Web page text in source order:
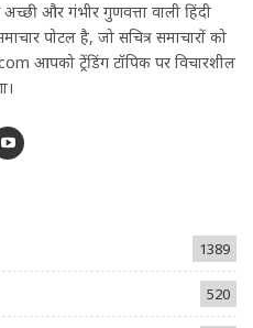
और गंभीर गुणवत्ता वाली हिंदी
पोर्टल है, जो सचित्र समाचारों को
आपको ट्रेंडिंग टॉपिक पर विचारशील
1389
520